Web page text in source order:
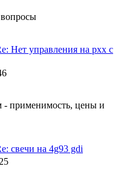
вопросы
Нет управления на рхх с
- применимость, цены и
свечи на 4g93 gdi